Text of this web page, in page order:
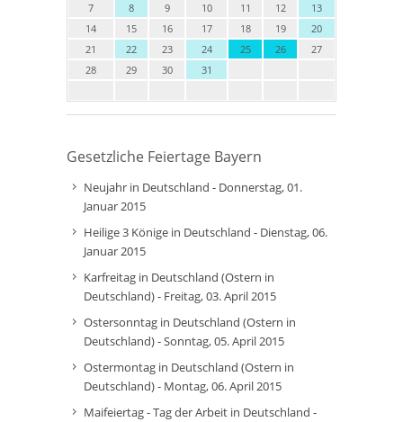
7
8 9 10 11 12
13
14
15 16 17 18 19
20
21
22 23 24 25 26
27
28
29 30 31
Gesetzliche Feiertage Bayern
Neujahr in Deutschland - Donnerstag, 01.
Januar 2015
Heilige 3 Könige in Deutschland - Dienstag, 06.
Januar 2015
Karfreitag in Deutschland (Ostern in
Deutschland) - Freitag, 03. April 2015
Ostersonntag in Deutschland (Ostern in
Deutschland) - Sonntag, 05. April 2015
Ostermontag in Deutschland (Ostern in
Deutschland) - Montag, 06. April 2015
Maifeiertag - Tag der Arbeit in Deutschland -